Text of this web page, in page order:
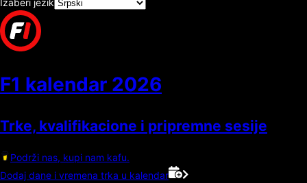
Izaberi jezik
F1 kalendar 2026
Trke, kvalifikacione i pripremne sesije
Podrži nas, kupi nam kafu.
Dodaj dane i vremena trka u kalendar